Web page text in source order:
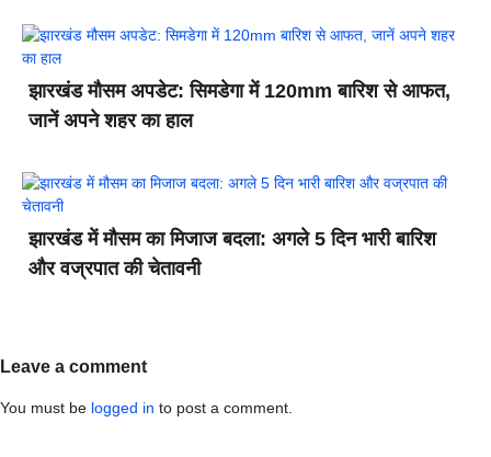
झारखंड मौसम अपडेट: सिमडेगा में 120mm बारिश से आफत,
जानें अपने शहर का हाल
झारखंड में मौसम का मिजाज बदला: अगले 5 दिन भारी बारिश
और वज्रपात की चेतावनी
Leave a comment
You must be logged in to post a comment.